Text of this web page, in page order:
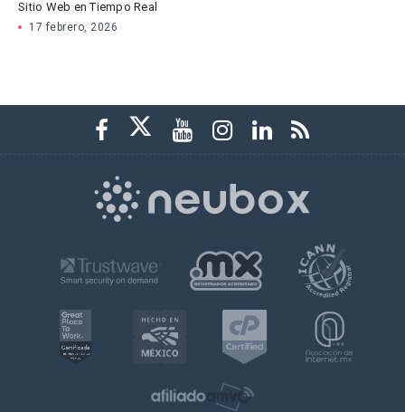
Sitio Web en Tiempo Real
17 febrero, 2026